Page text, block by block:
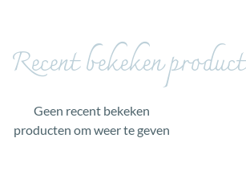
Recent bekeken
Geen recent bekeken
producten om weer te geven